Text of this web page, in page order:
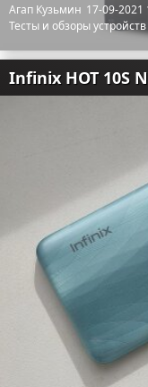
Агап Кузьмин 17-09-2021
Тесты и обзоры устройств
Infinix HOT 10S